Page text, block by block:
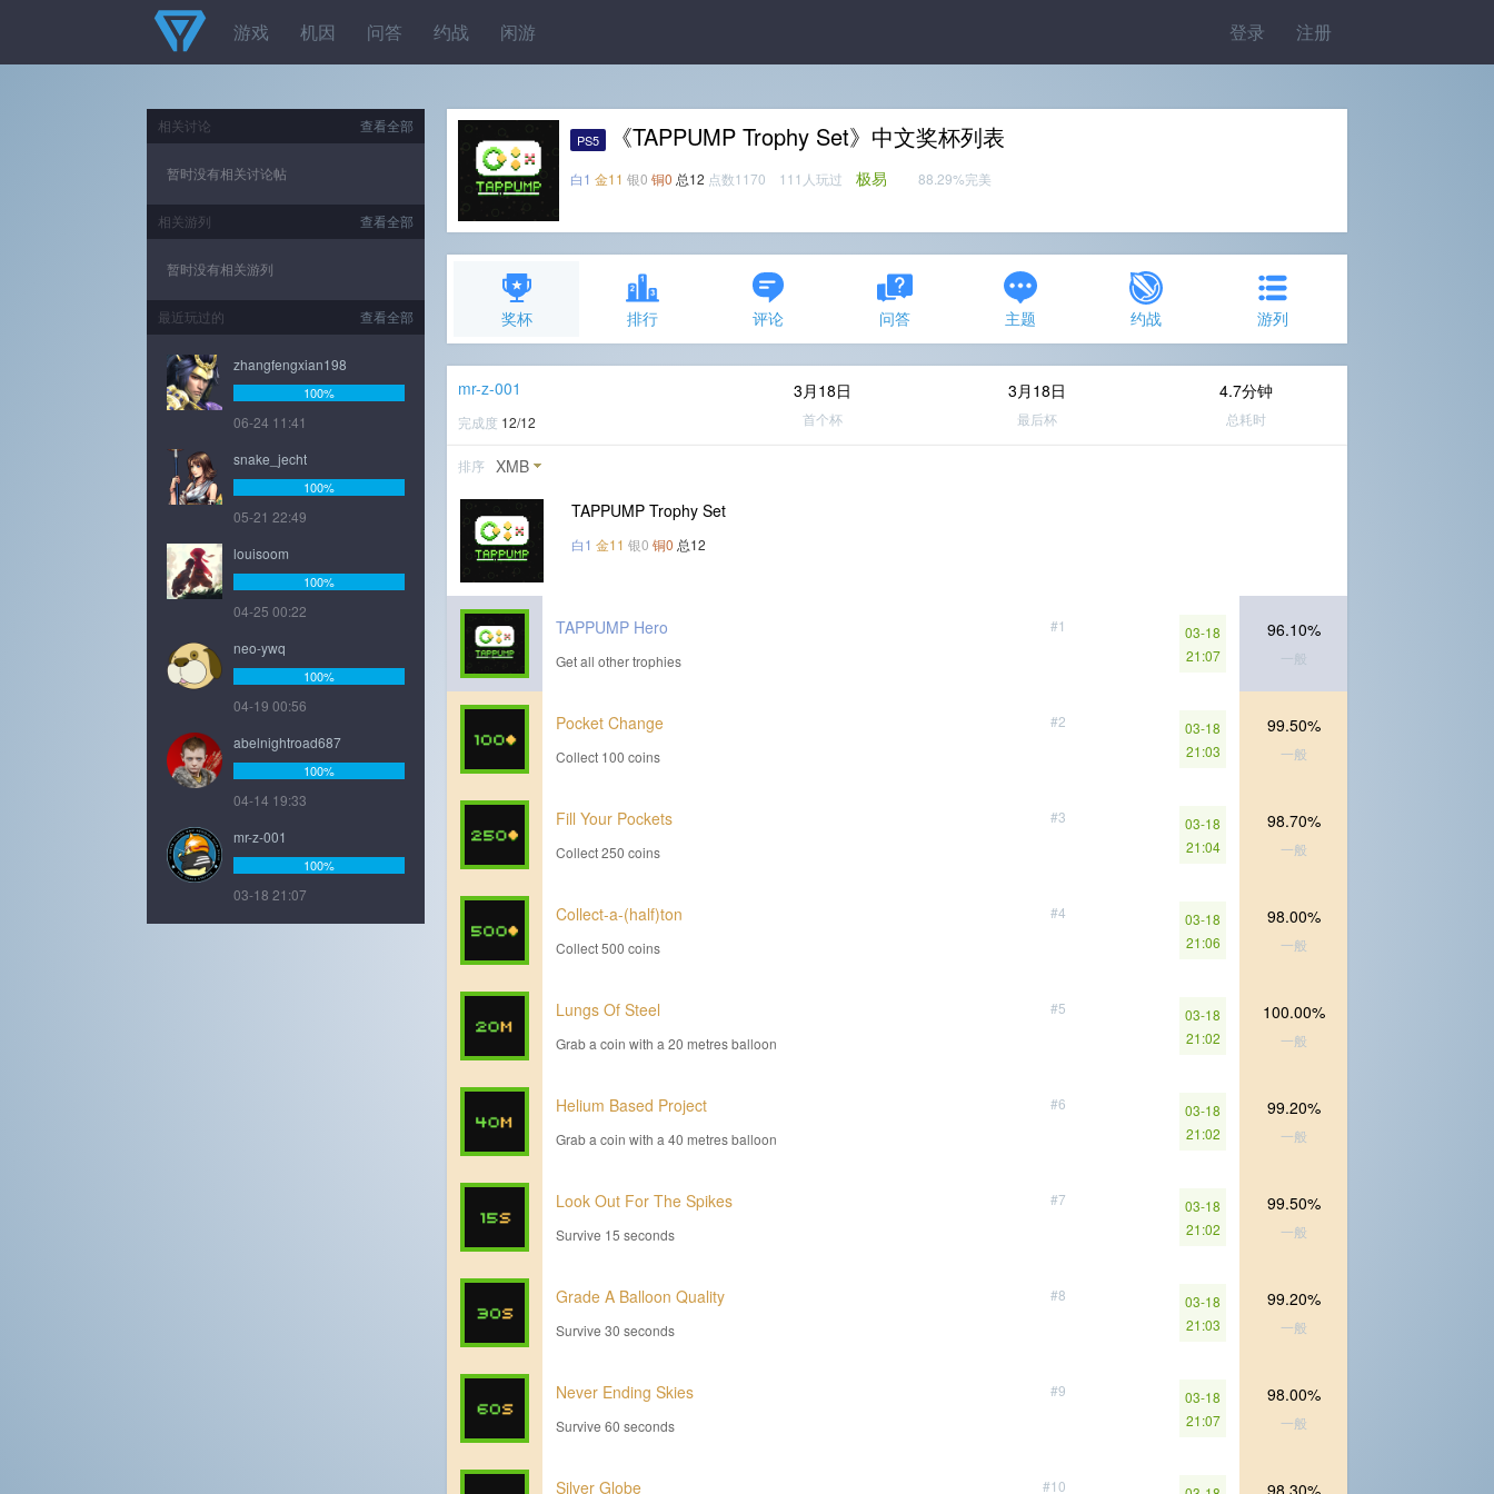
登录 注册
游戏 机因 问答 约战 闲游
PS5 《TAPPUMP Trophy Set》中文奖杯列表
白1 金11 银0 铜0 总12 点数1170 111人玩过 极易 88.29%完美
奖杯 排行 评论 问答 主题 约战 游列
mr-z-001
完成度 12/12
3月18日
首个杯
3月18日
最后杯
4.7分钟
总耗时
排序 XMB
TAPPUMP Trophy Set
白1 金11 银0 铜0 总12
#1
TAPPUMP Hero
Get all other trophies
03-18
21:07
96.10%
一般
#2
Pocket Change
Collect 100 coins
03-18
21:03
99.50%
一般
#3
Fill Your Pockets
Collect 250 coins
03-18
21:04
98.70%
一般
#4
Collect-a-(half)ton
Collect 500 coins
03-18
21:06
98.00%
一般
#5
Lungs Of Steel
Grab a coin with a 20 metres balloon
03-18
21:02
100.00%
一般
#6
Helium Based Project
Grab a coin with a 40 metres balloon
03-18
21:02
99.20%
一般
#7
Look Out For The Spikes
Survive 15 seconds
03-18
21:02
99.50%
一般
#8
Grade A Balloon Quality
Survive 30 seconds
03-18
21:03
99.20%
一般
#9
Never Ending Skies
Survive 60 seconds
03-18
21:07
98.00%
一般
#10
Silver Globe 98.30%
查看全部
相关讨论
暂时没有相关讨论帖
查看全部
相关游列
暂时没有相关游列
查看全部
最近玩过的
zhangfengxian198
100%
06-24 11:41
snake_jecht
100%
05-21 22:49
louisoom
100%
04-25 00:22
neo-ywq
100%
04-19 00:56
abelnightroad687
100%
04-14 19:33
mr-z-001
100%
03-18 21:07